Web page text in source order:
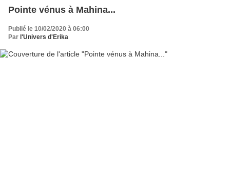
Pointe vénus à Mahina...
Publié le 10/02/2020 à 06:00
Par l'Univers d'Erika